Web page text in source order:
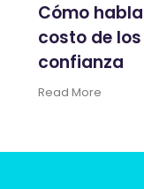
Cómo
costo de
confianza
Read More